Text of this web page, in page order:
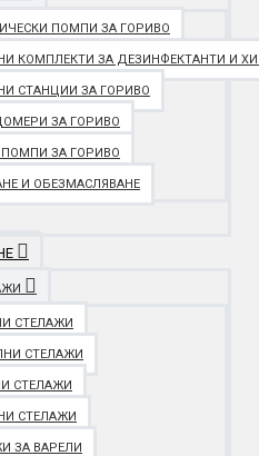
ПОМПИ ЗА ГОРИВО
КОМПЛЕКТИ ЗА ДЕЗИНФЕКТАНТИ И
СТАНЦИИ ЗА ГОРИВО
ЗА ГОРИВО
ЗА ГОРИВО
И ОБЕЗМАСЛЯВАНЕ
СТЕЛАЖИ
СТЕЛАЖИ
СТЕЛАЖИ
СТЕЛАЖИ
ЗА ВАРЕЛИ